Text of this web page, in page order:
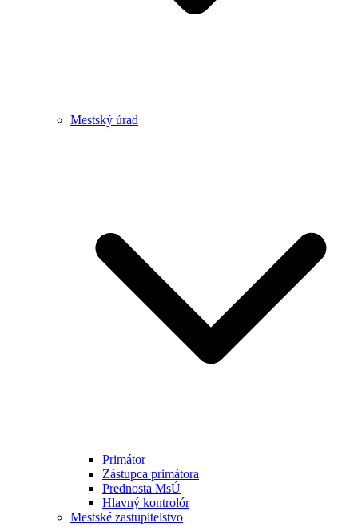
Mestský úrad
Primátor
Zástupca primátora
Prednosta MsÚ
Hlavný kontrolór
Mestské zastupitelstvo